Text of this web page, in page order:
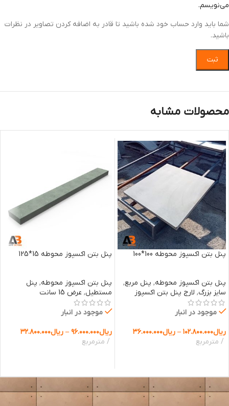
می‌نویسم.
شما باید وارد حساب خود شده باشید تا قادر به اضافه کردن تصاویر در نظرات
باشید.
محصولات مشابه
پنل بتن اکسپوز محوطه 100*100
پنل بتن اکسپوز محوطه, پنل مربع,
سایز بزرگ, لارج پنل بتن اکسپوز
موجود در انبار
ریال۱۰۲.۸۰۰.۰۰۰ – ریال۳۶.۰۰۰.۰۰۰
مترمربع
پنل بتن اکسپوز محوطه 15*125
پنل بتن اکسپوز محوطه, پنل
مستطیل, عرض 15 سانت
موجود در انبار
ریال۹۶.۰۰۰.۰۰۰ – ریال۳۲.۸۰۰.۰۰۰
مترمربع